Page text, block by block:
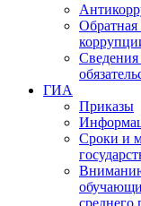
Обратная
Сведения
ГИА
Приказы
Сроки и